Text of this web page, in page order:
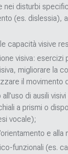
nei disturbi
(es. dislessia),
capacità visive
visiva: esercizi
migliorare la
il movimento
di ausili
a prismi o
vocale);
e alla
funzionali (es.